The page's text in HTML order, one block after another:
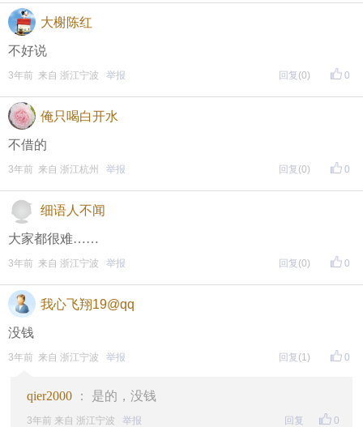
东方热线APP新版本功能具体可参见【
即可查看https://bbs.cnool.net/10733168.html
• 友情提醒
恶意灌水/答非所问，视为无效
未在规定时间内回复，视为无效
再次提醒
评论主题内容即可领取红包！
大榭陈红
不好说
0
3年前 来自 浙江宁波 举报 回复 (0)
俺只喝白开水
不借的
0
3年前 来自 浙江杭州 举报 回复 (0)
细语人不闻
大家都很难……
0
3年前 来自 浙江宁波 举报 回复 (0)
我心飞翔19@qq
没钱
0
3年前 来自 浙江宁波 举报 回复 (1)
qier2000 ： 是的，没钱
0
3年前 来自 浙江宁波 举报 回复